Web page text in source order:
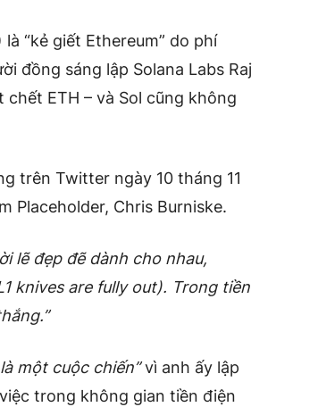
“kẻ giết Ethereum” do phí
đồng sáng lập Solana Labs Raj
ETH – và Sol cũng không
trên Twitter ngày 10 tháng 11
Placeholder, Chris Burniske.
lẽ đẹp đẽ dành cho nhau,
knives are fully out). Trong tiền
một cuộc chiến”vì anh ấy lập
trong không gian tiền điện